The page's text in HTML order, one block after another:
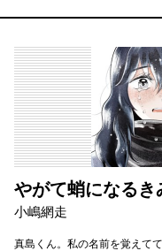
やがて蛸になるき
小嶋網走
真島くん。私の名前を覚えて